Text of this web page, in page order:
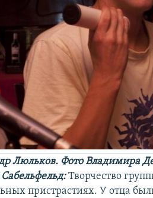
Люльков. Фото Владимира
Творчество
пристрастиях. У отца